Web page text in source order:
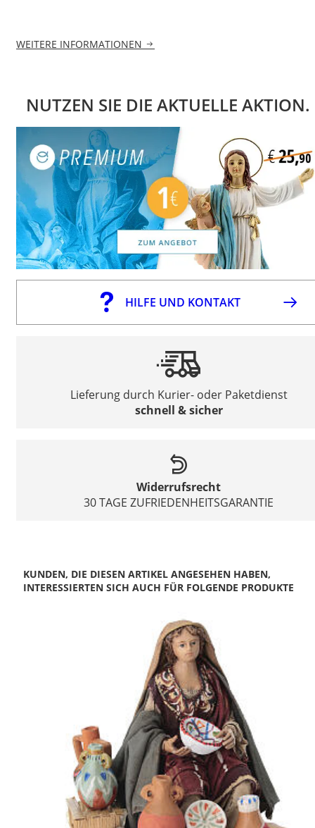
WEITERE INFORMATIONEN
NUTZEN SIE DIE AKTUELLE AKTION.
HILFE UND KONTAKT
Lieferung durch Kurier- oder Paketdienst
schnell & sicher
Widerrufsrecht
30 TAGE ZUFRIEDENHEITSGARANTIE
KUNDEN, DIE DIESEN ARTIKEL ANGESEHEN HABEN,
INTERESSIERTEN SICH AUCH FÜR FOLGENDE PRODUKTE